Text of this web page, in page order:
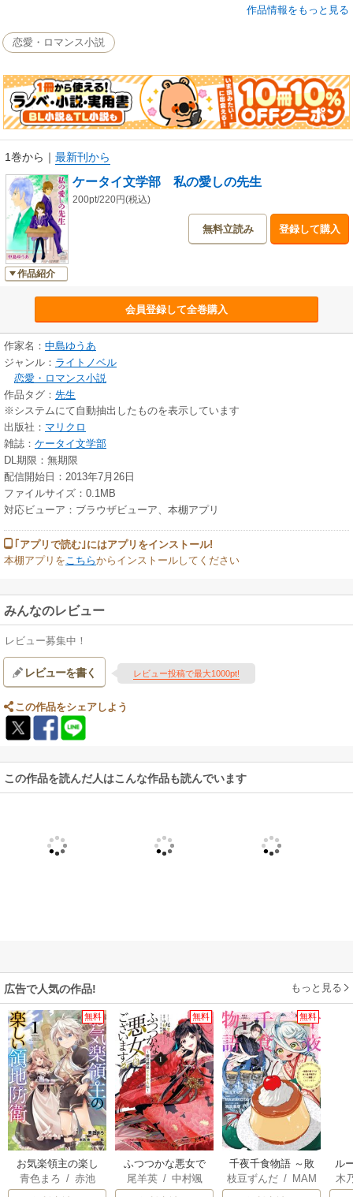
い。だけど、持ち上がりだと聞いていた授業の担当から祐嗣が外された。
作品情報をもっと見る
恋愛・ロマンス小説
1巻から ｜ 最新刊から
作品紹介
ケータイ文学部 私の愛しの先生
200pt/220円(税込)
無料立読み 登録して購入
会員登録して全巻購入
作家名： 中島ゆうあ
ジャンル： ライトノベル
恋愛・ロマンス小説
作品タグ： 先生
※システムにて自動抽出したものを表示しています
出版社： マリクロ
雑誌： ケータイ文学部
DL期限：無期限
配信開始日：2013年7月26日
ファイルサイズ：0.1MB
対応ビューア：ブラウザビューア、本棚アプリ
｢アプリで読む｣にはアプリをインストール!
本棚アプリを こちらからインストールしてください
みんなのレビュー
レビュー募集中！
レビューを書く レビュー投稿で最大1000pt!
この作品をシェアしよう
この作品を読んだ人はこんな作品も読んでいます
広告で人気の作品! もっと見る
無料
お気楽領主の楽し
い領地防衛
青色まろ / 赤池
宗/転
無料
ふつつかな悪女で
はございますが ～
尾羊英/ 中村颯
希/ゆき哉
無料
千夜千食物語 ～敗
国の姫ですが氷の
枝豆ずんだ/ MAM
AKOTO/鴉羽凛燈
ル
令
木
透